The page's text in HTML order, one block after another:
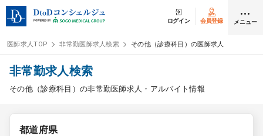
ログイン 会員登録 メニュー
ログイン
医師求人
医師求人TOP 非常勤医師求人検索 その他（診療科目）の医師求人
非常勤求人検索
その他（診療科目）の非常勤医師求人・アルバイト情報
都道府県